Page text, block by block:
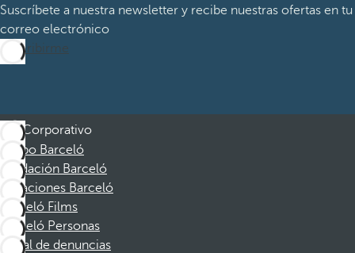
Suscríbete a nuestra newsletter y recibe nuestras ofertas en tu
correo electrónico
Suscribirme
Corporativo
Grupo Barceló
Fundación Barceló
Vacaciones Barceló
Barceló Films
Barceló Personas
Canal de denuncias